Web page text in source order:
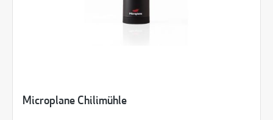
Microplane Chilimühle